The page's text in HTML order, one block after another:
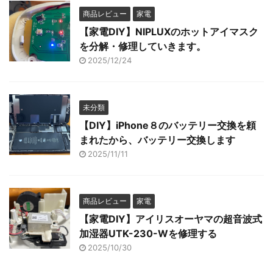
商品レビュー 家電
【家電DIY】NIPLUXのホットアイマスク
を分解・修理していきます。
2025/12/24
未分類
【DIY】iPhone８のバッテリー交換を頼
まれたから、バッテリー交換します
2025/11/11
商品レビュー 家電
【家電DIY】アイリスオーヤマの超音波式
加湿器UTK-230-Wを修理する
2025/10/30